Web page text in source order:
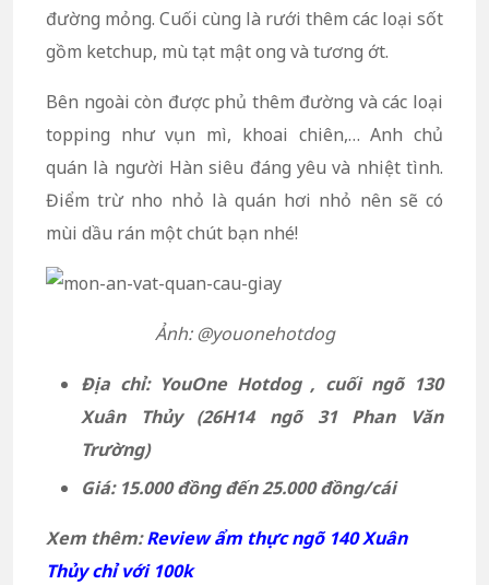
đường mỏng. Cuối cùng là rưới thêm các loại sốt
gồm ketchup, mù tạt mật ong và tương ớt.
Bên ngoài còn được phủ thêm đường và các loại
topping như vụn mì, khoai chiên,… Anh chủ
quán là người Hàn siêu đáng yêu và nhiệt tình.
Điểm trừ nho nhỏ là quán hơi nhỏ nên sẽ có
mùi dầu rán một chút bạn nhé!
Ảnh: @youonehotdog
Địa chỉ: YouOne Hotdog , cuối ngõ 130
Xuân Thủy (26H14 ngõ 31 Phan Văn
Trường)
Giá: 15.000 đồng đến 25.000 đồng/cái
Xem thêm:Review ẩm thực ngõ 140 Xuân
Thủy chỉ với 100k